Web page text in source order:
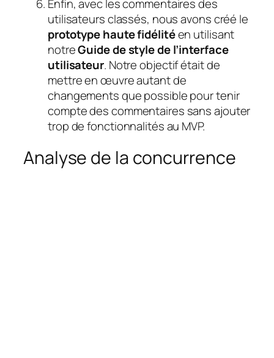
Enfin, avec les commentaires des
utilisateurs classés, nous avons créé le
prototype haute fidélitéen utilisant
notreGuide de style de l’interface
utilisateur. Notre objectif était de
mettre en œuvre autant de
changements que possible pour tenir
compte des commentaires sans ajouter
trop de fonctionnalités au MVP.
Analyse de la concurrence